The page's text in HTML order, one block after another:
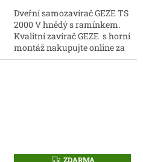
Dveřní samozavírač GEZE TS
2000 V hnědý s ramínkem.
Kvalitní zavírač GEZE s horní
montáž nakupujte online za
skvělou cenu.
ZZDARMA